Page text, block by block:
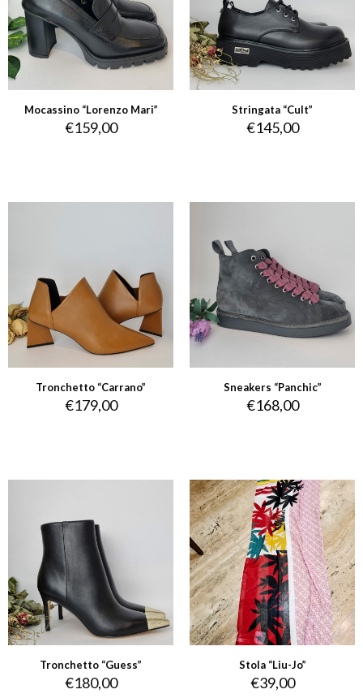
Mocassino “Lorenzo Mari”
€159,00
Stringata “Cult”
€145,00
Tronchetto “Carrano”
€179,00
Sneakers “Panchic”
€168,00
Tronchetto “Guess”
€180,00
Stola “Liu-Jo”
€39,00